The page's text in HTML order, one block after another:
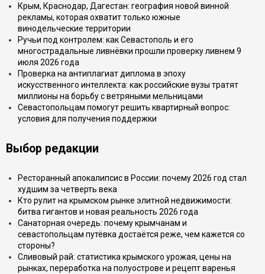
Крым, Краснодар, Дагестан: география новой винной
рекламы, которая охватит только южные
винодельческие территории
Ручьи под контролем: как Севастополь и его
многострадальные ливнёвки прошли проверку ливнем 9
июля 2026 года
Проверка на антиплагиат диплома в эпоху
искусственного интеллекта: как российские вузы тратят
миллионы на борьбу с ветряными мельницами
Севастопольцам помогут решить квартирный вопрос:
условия для получения поддержки
Выбор редакции
Ресторанный апокалипсис в России: почему 2026 год стал
худшим за четверть века
Кто рулит на крымском рынке элитной недвижимости:
битва гигантов и новая реальность 2026 года
Санаторная очередь: почему крымчанам и
севастопольцам путёвка достаётся реже, чем кажется со
стороны?
Сливовый рай: статистика крымского урожая, цены на
рынках, переработка на полуострове и рецепт варенья